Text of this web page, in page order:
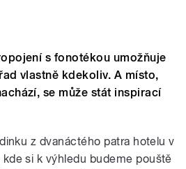
s fonotékou umožňuje
vlastně kdekoliv. A místo,
se může stát inspirací
z dvanáctého patra hotelu v
si k výhledu budeme pouště